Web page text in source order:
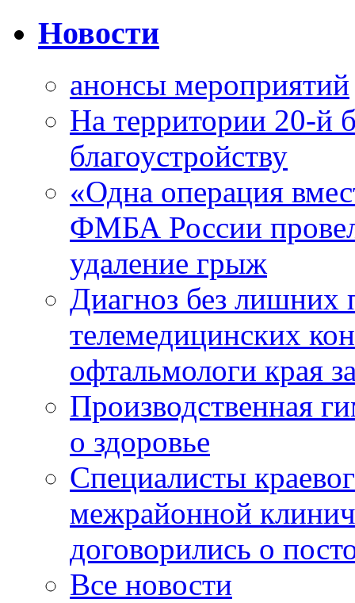
Новости
анонсы мероприятий
На территории 20-й
благоустройству
«Одна операция
ФМБА России
удаление грыж
Диагноз без лишних
телемедицинских
офтальмологи края
Производственная
о здоровье
Специалисты
межрайонной
договорились о
Все новости